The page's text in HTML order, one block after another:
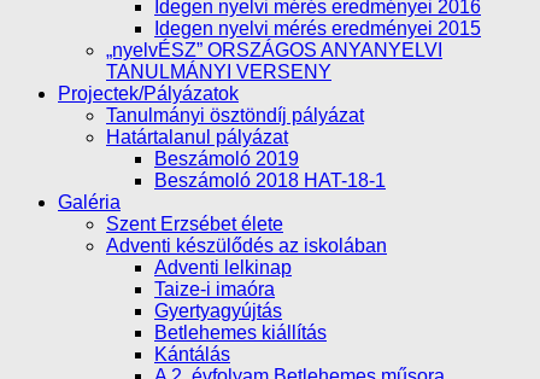
Idegen nyelvi mérés eredményei 2016
Idegen nyelvi mérés eredményei 2015
„nyelvÉSZ” ORSZÁGOS ANYANYELVI
TANULMÁNYI VERSENY
Projectek/Pályázatok
Tanulmányi ösztöndíj pályázat
Határtalanul pályázat
Beszámoló 2019
Beszámoló 2018 HAT-18-1
Galéria
Szent Erzsébet élete
Adventi készülődés az iskolában
Adventi lelkinap
Taize-i imaóra
Gyertyagyújtás
Betlehemes kiállítás
Kántálás